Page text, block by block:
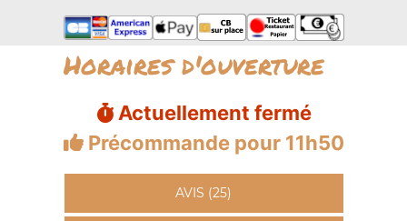
Horaires d'ouverture
Actuellement fermé
Précommande pour 11h50
AVIS (25)